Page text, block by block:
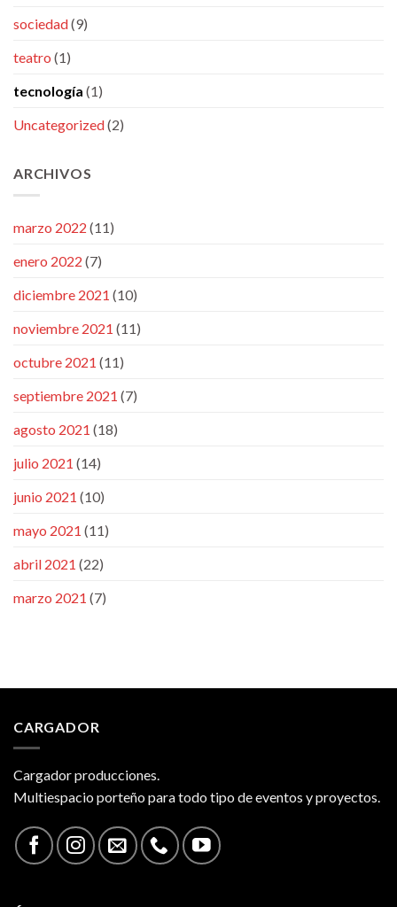
sociedad(9)
teatro (1)
tecnología (1)
Uncategorized(2)
ARCHIVOS
marzo 2022 (11)
enero 2022 (7)
diciembre 2021 (10)
noviembre 2021 (11)
octubre 2021 (11)
septiembre 2021 (7)
agosto 2021 (18)
julio 2021 (14)
junio 2021 (10)
mayo 2021 (11)
abril 2021 (22)
marzo 2021 (7)
CARGADOR
Cargador producciones.
Multiespacio porteño para todo tipo de eventos y proyectos.